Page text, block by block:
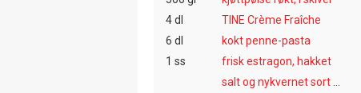
4 dl
TINE Crème Fraîche
6 dl
kokt penne-pasta
1 ss
frisk estragon, hakket